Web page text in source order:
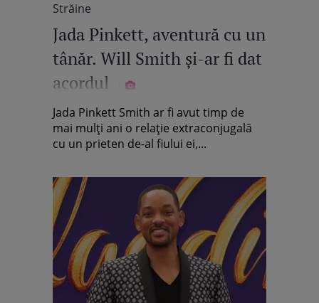
Străine
Jada Pinkett, aventură cu un
tânăr. Will Smith și-ar fi dat
acordul
Jada Pinkett Smith ar fi avut timp de
mai mulți ani o relație extraconjugală
cu un prieten de-al fiului ei,...